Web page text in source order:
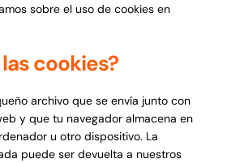
sobre el uso de cookies en
cookies?
archivo que se envía junto con
y que tu navegador almacena en
u otro dispositivo. La
puede ser devuelta a nuestros